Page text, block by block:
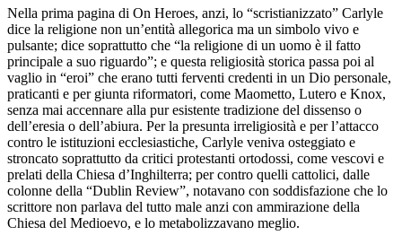
Nella prima pagina di On Heroes, anzi, lo “scristianizzato” Carlyle
dice la religione non un’entità allegorica ma un simbolo vivo e
pulsante; dice soprattutto che “la religione di un uomo è il fatto
principale a suo riguardo”; e questa religiosità storica passa poi al
vaglio in “eroi” che erano tutti ferventi credenti in un Dio personale,
praticanti e per giunta riformatori, come Maometto, Lutero e Knox,
senza mai accennare alla pur esistente tradizione del dissenso o
dell’eresia o dell’abiura. Per la presunta irreligiosità e per l’attacco
contro le istituzioni ecclesiastiche, Carlyle veniva osteggiato e
stroncato soprattutto da critici protestanti ortodossi, come vescovi e
prelati della Chiesa d’Inghilterra; per contro quelli cattolici, dalle
colonne della “Dublin Review”, notavano con soddisfazione che lo
scrittore non parlava del tutto male anzi con ammirazione della
Chiesa del Medioevo, e lo metabolizzavano meglio.